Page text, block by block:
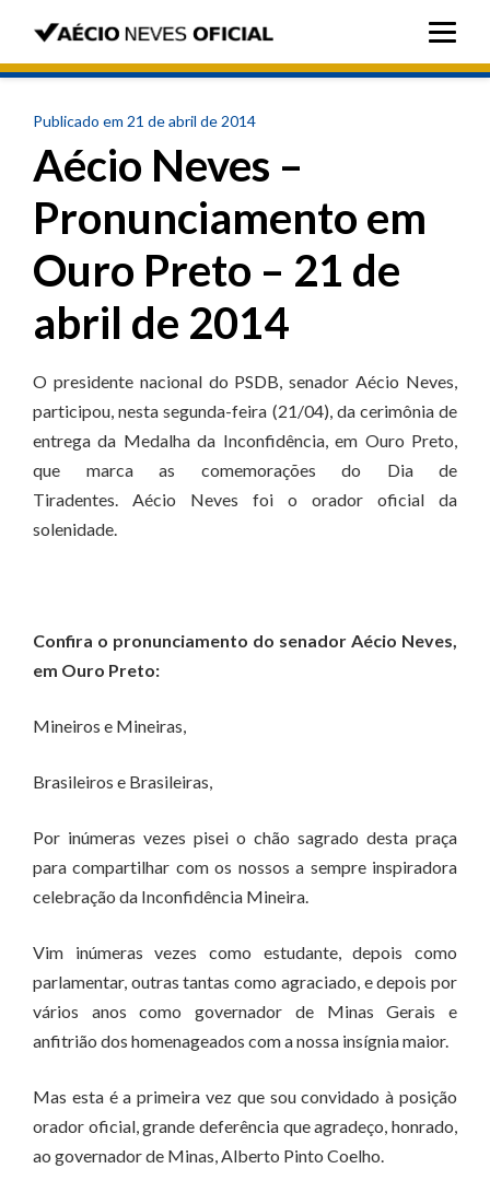
Publicado em 21 de abril de 2014
Aécio Neves –
Pronunciamento em
Ouro Preto – 21 de
abril de 2014
O presidente nacional do PSDB, senador Aécio Neves,
participou, nesta segunda-feira (21/04), da cerimônia de
entrega da Medalha da Inconfidência, em Ouro Preto,
que marca as comemorações do Dia de
Tiradentes. Aécio Neves foi o orador oficial da
solenidade.
Confira o pronunciamento do senador Aécio Neves,
em Ouro Preto:
Mineiros e Mineiras,
Brasileiros e Brasileiras,
Por inúmeras vezes pisei o chão sagrado desta praça
para compartilhar com os nossos a sempre inspiradora
celebração da Inconfidência Mineira.
Vim inúmeras vezes como estudante, depois como
parlamentar, outras tantas como agraciado, e depois por
vários anos como governador de Minas Gerais e
anfitrião dos homenageados com a nossa insígnia maior.
Mas esta é a primeira vez que sou convidado à posição
orador oficial, grande deferência que agradeço, honrado,
ao governador de Minas, Alberto Pinto Coelho.